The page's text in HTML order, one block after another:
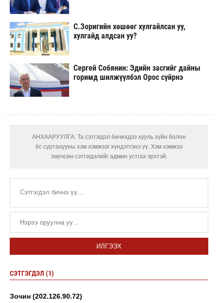
С.Зоригийн хөшөөг хулгайлсан уу,
хулгайд алдсан уу?
Сергей Собянин: Эдийн засгийг дайны
горимд шилжүүлбэл Орос сүйрнэ
АНХААРУУЛГА: Та сэтгэгдэл бичихдээ хууль зүйн болон
ёс суртахууны хэм хэмжээг хүндэтгэнэ үү. Хэм хэмжээ
зөрчсөн сэтгэгдэлийг админ устгах эрхтэй.
ИЛГЭЭХ
СЭТГЭГДЭЛ (1)
Зочин (202.126.90.72)